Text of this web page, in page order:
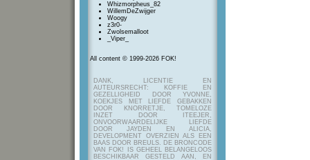
Whizmorpheus_82
WillemDeZwijger
Woogy
z3r0-
Zwolsemalloot
_Viper_
All content © 1999-2026 FOK!
DANK, LICENTIE EN
AUTEURSRECHT: KOFFIE EN
GEZELLIGHEID DOOR YVONNE,
KOEKJES MET LIEFDE GEBAKKEN
DOOR KNORRETJE, TOMELOZE
INZET DOOR ITEEJER,
ONVOORWAARDELIJKE LIEFDE
DOOR JAYDEN EN ALICIA,
DEVELOPMENT OVERZIEN ALS EEN
BAAS DOOR BREULS. DE BRONCODE
VAN FOK! IS GEHEEL BELANGELOOS
BESCHIKBAAR GESTELD AAN, EN